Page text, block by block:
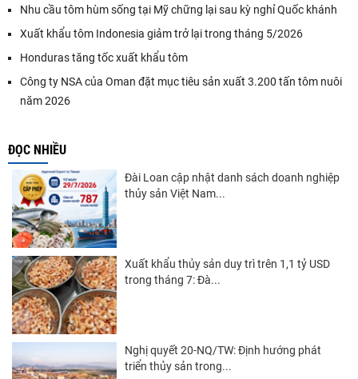
Nhu cầu tôm hùm sống tại Mỹ chững lại sau kỳ nghỉ Quốc khánh
Xuất khẩu tôm Indonesia giảm trở lại trong tháng 5/2026
Honduras tăng tốc xuất khẩu tôm
Công ty NSA của Oman đặt mục tiêu sản xuất 3.200 tấn tôm nuôi
năm 2026
ĐỌC NHIỀU
Đài Loan cập nhật danh sách doanh nghiệp
thủy sản Việt Nam...
Xuất khẩu thủy sản duy trì trên 1,1 tỷ USD
trong tháng 7: Đà...
Nghị quyết 20-NQ/TW: Định hướng phát
triển thủy sản trong...